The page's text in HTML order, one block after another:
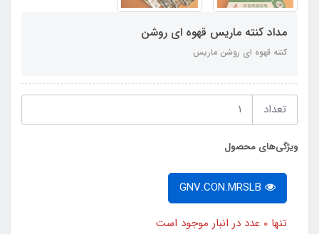
مداد کنته ماریس قهوه ای روشن
کنته قهوه ای روشن ماریس
تعداد
ویژگی‌های محصول
تنها 0 عدد در انبار موجود است